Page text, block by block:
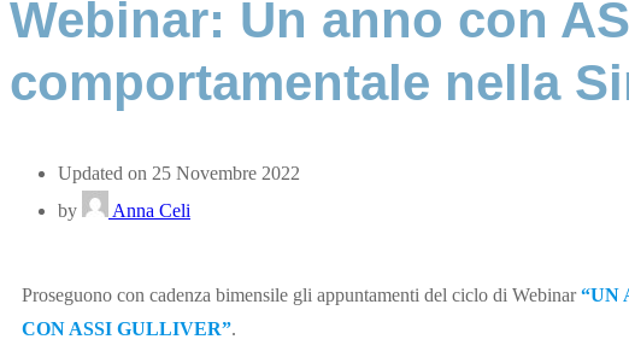
Webinar: Un anno con
comportamentale nella
Updated on 25 Novembre 2022
by
Anna Celi
Proseguono con cadenza bimensile gli appuntamenti del ciclo di Webinar“UN
CON ASSI GULLIVER”.